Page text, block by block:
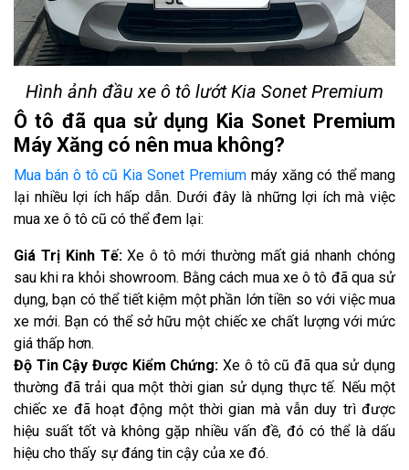
Hình ảnh đầu xe ô tô lướt Kia Sonet Premium
Ô tô đã qua sử dụng Kia Sonet Premium
Máy Xăng có nên mua không?
Mua bán ô tô cũ Kia Sonet Premium máy xăng có thể mang
lại nhiều lợi ích hấp dẫn. Dưới đây là những lợi ích mà việc
mua xe ô tô cũ có thể đem lại:
Giá Trị Kinh Tế:Xe ô tô mới thường mất giá nhanh chóng
sau khi ra khỏi showroom. Bằng cách mua xe ô tô đã qua sử
dụng, bạn có thể tiết kiệm một phần lớn tiền so với việc mua
xe mới. Bạn có thể sở hữu một chiếc xe chất lượng với mức
giá thấp hơn.
Độ Tin Cậy Được Kiểm Chứng: Xe ô tô cũ đã qua sử dụng
thường đã trải qua một thời gian sử dụng thực tế. Nếu một
chiếc xe đã hoạt động một thời gian mà vẫn duy trì được
hiệu suất tốt và không gặp nhiều vấn đề, đó có thể là dấu
hiệu cho thấy sự đáng tin cậy của xe đó.